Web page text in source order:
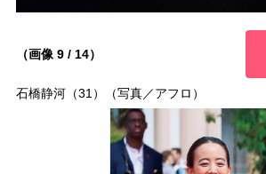
（画像 9 / 14）
石橋静河（31）（写真／アフロ）